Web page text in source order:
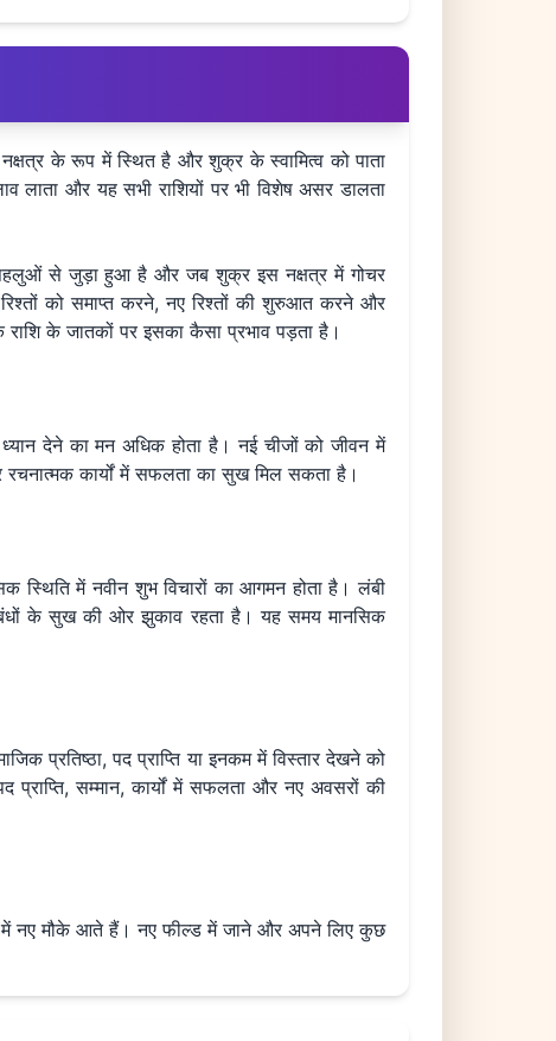
के रूप में स्थित है और शुक्र के स्वामित्व को पाता
लाता और यह सभी राशियों पर भी विशेष असर डालता
पहलुओं से जुड़ा हुआ है और जब शुक्र इस नक्षत्र में गोचर
को समाप्त करने, नए रिश्तों की शुरुआत करने और
के जातकों पर इसका कैसा प्रभाव पड़ता है।
देने का मन अधिक होता है। नई चीजों को जीवन में
कार्यों में सफलता का सुख मिल सकता है।
स्थिति में नवीन शुभ विचारों का आगमन होता है। लंबी
के सुख की ओर झुकाव रहता है। यह समय मानसिक
प्रतिष्ठा, पद प्राप्ति या इनकम में विस्तार देखने को
सम्मान, कार्यों में सफलता और नए अवसरों की
में नए मौके आते हैं। नए फील्ड में जाने और अपने लिए कुछ